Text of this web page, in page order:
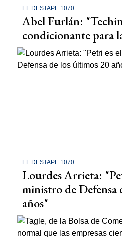
EL DESTAPE 1070
Abel Furlán:
condicionante para
EL DESTAPE 1070
Lourdes Arrieta:
ministro de Defensa
años"